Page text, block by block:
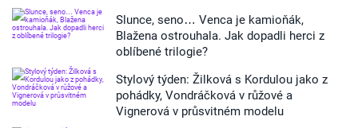
Slunce, seno… Venca je kamioňák,
Blažena ostrouhala. Jak dopadli herci z
oblíbené trilogie?
Stylový týden: Žilková s Kordulou jako z
pohádky, Vondráčková v růžové a
Vignerová v průsvitném modelu